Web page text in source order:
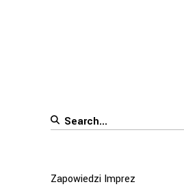
Search
Zapowiedzi Imprez